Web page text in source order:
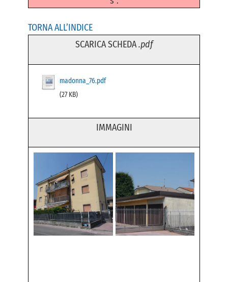
TORNA ALL’INDICE
SCARICA SCHEDA.pdf
madonna_76.pdf
(27 KB)
IMMAGINI